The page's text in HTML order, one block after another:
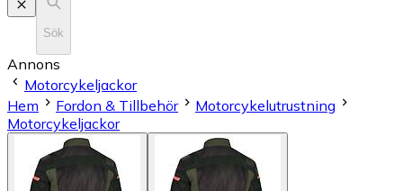
Sök
Annons
Motorcykeljackor
Hem
Fordon & Tillbehör
Motorcykelutrustning
Motorcykeljackor